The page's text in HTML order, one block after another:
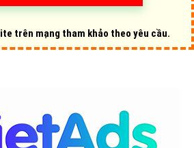
trên mạng tham khảo theo yêu cầu.